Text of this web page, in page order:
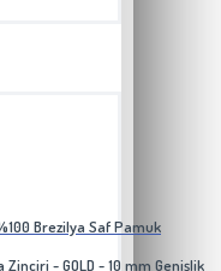
Brezilya Saf Pamuk
Zinciri - GOLD - 10 mm Genişlik